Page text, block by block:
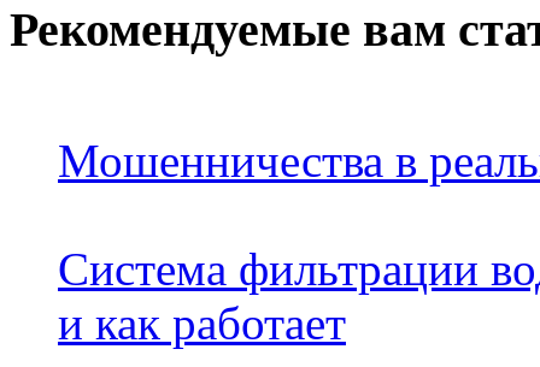
Рекомендуемые вам
Мошенничества в
Система фильтрации
и как работает